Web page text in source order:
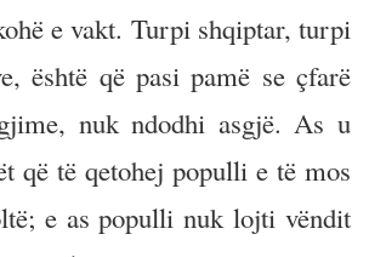
e vakt. Turpi shqiptar, turpi
është që pasi pamë se çfarë
nuk ndodhi asgjë. As u
që të qetohej populli e të mos
e as populli nuk lojti vëndit